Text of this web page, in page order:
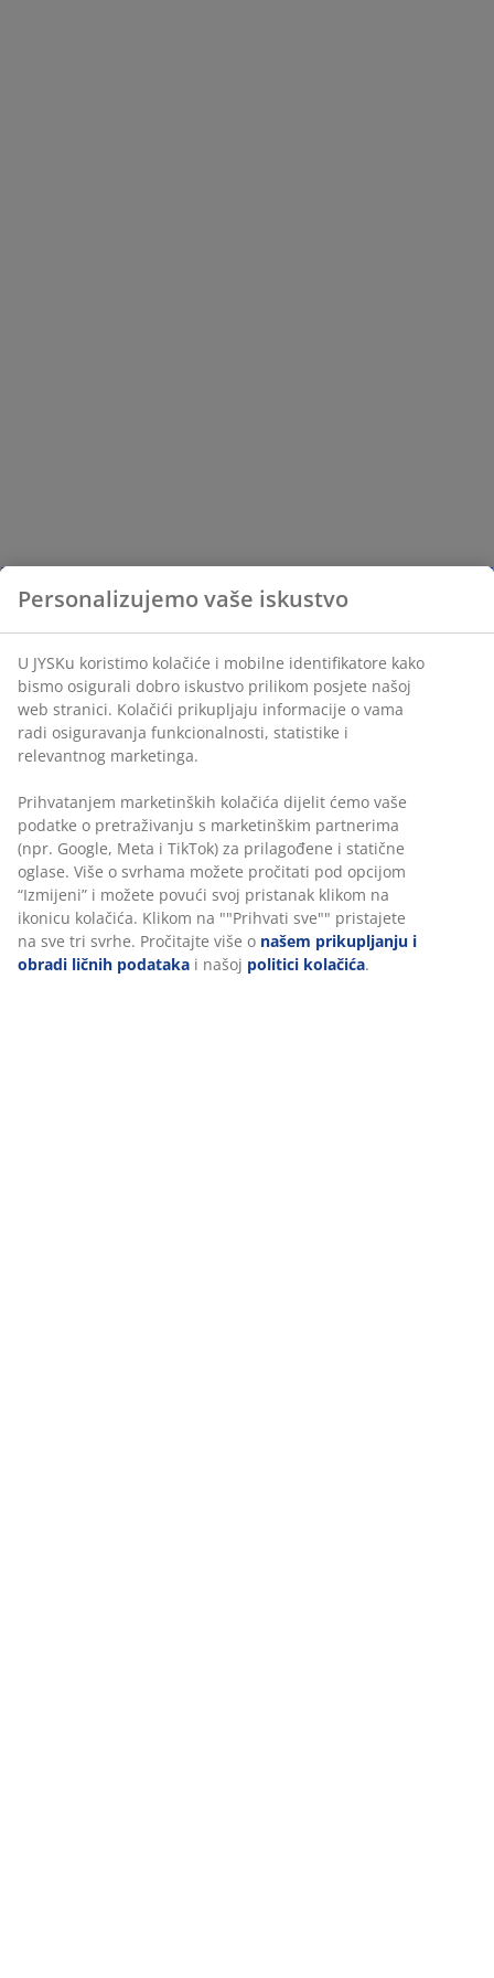
Personalizujemo vaše iskustvo
U JYSKu koristimo kolačiće i mobilne identifikatore kako
bismo osigurali dobro iskustvo prilikom posjete našoj
web stranici. Kolačići prikupljaju informacije o vama
radi osiguravanja funkcionalnosti, statistike i
relevantnog marketinga.
Prihvatanjem marketinških kolačića dijelit ćemo vaše
podatke o pretraživanju s marketinškim partnerima
(npr. Google, Meta i TikTok) za prilagođene i statične
oglase. Više o svrhama možete pročitati pod opcijom
“Izmijeni” i možete povući svoj pristanak klikom na
ikonicu kolačića. Klikom na ""Prihvati sve"" pristajete
na sve tri svrhe. Pročitajte više o našem prikupljanju i
obradi ličnih podataka i našoj politici kolačića.